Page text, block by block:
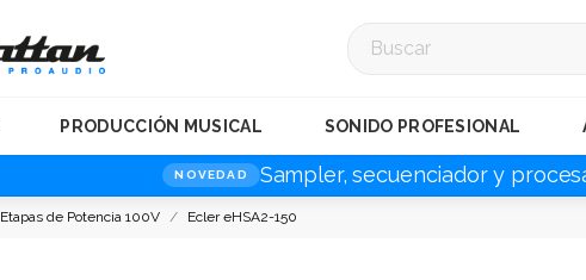
NOVEDAD Sampler, secuenciador y
PRODUCCIÓN MUSICAL SONIDO PROFESIONAL
Etapas de Potencia 100V Ecler eHSA2-150